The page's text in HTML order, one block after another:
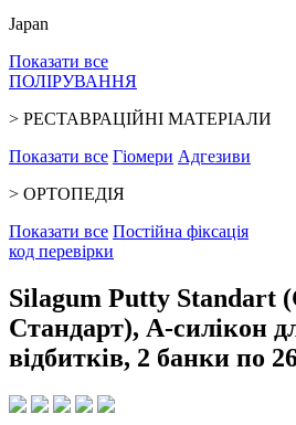
Japan
Показати все
ПОЛІРУВАННЯ
> РЕСТАВРАЦІЙНІ МАТЕРІАЛИ
Показати все Гіомери Адгезиви
> ОРТОПЕДІЯ
Показати все Постійна фіксація
код перевiрки
Silagum Putty Standart
Стандарт), А-силікон
відбитків, 2 банки по